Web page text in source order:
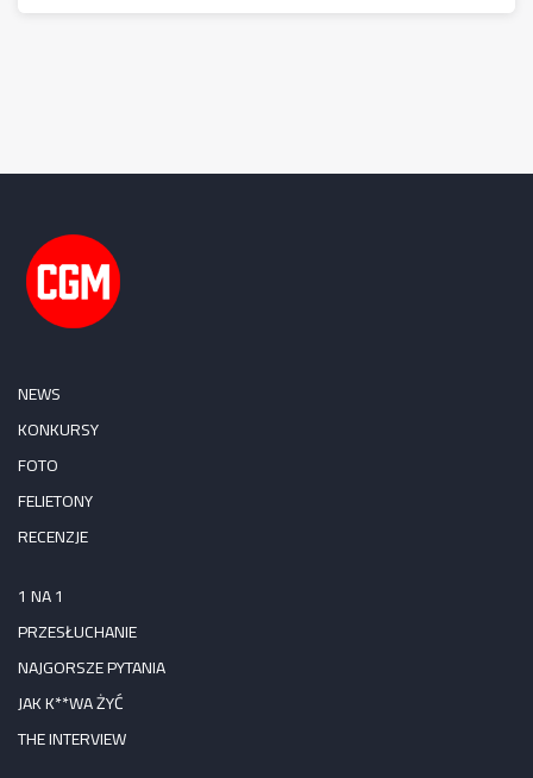
NEWS
KONKURSY
FOTO
FELIETONY
RECENZJE
1 NA 1
PRZESŁUCHANIE
NAJGORSZE PYTANIA
JAK K**WA ŻYĆ
THE INTERVIEW